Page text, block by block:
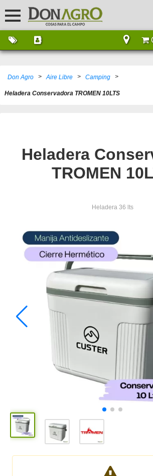
Don Agro > Aire Libre > Camping >
Heladera Conservadora TROMEN 10LTS
Heladera
TROMEN
Heladera 36 lts